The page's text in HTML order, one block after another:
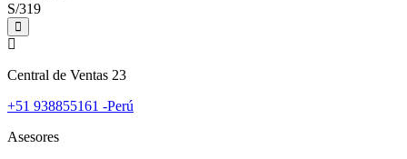
S/319
Central de Ventas 23
+51 938855161 -Perú
Asesores